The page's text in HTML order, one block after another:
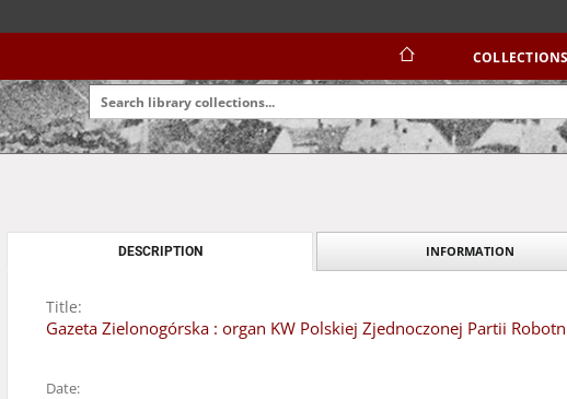
COLLECTIONS
DESCRIPTION INFORMATION
Title:
Gazeta Zielonogórska : organ KW Polskiej Zjednoczonej Partii
Date: